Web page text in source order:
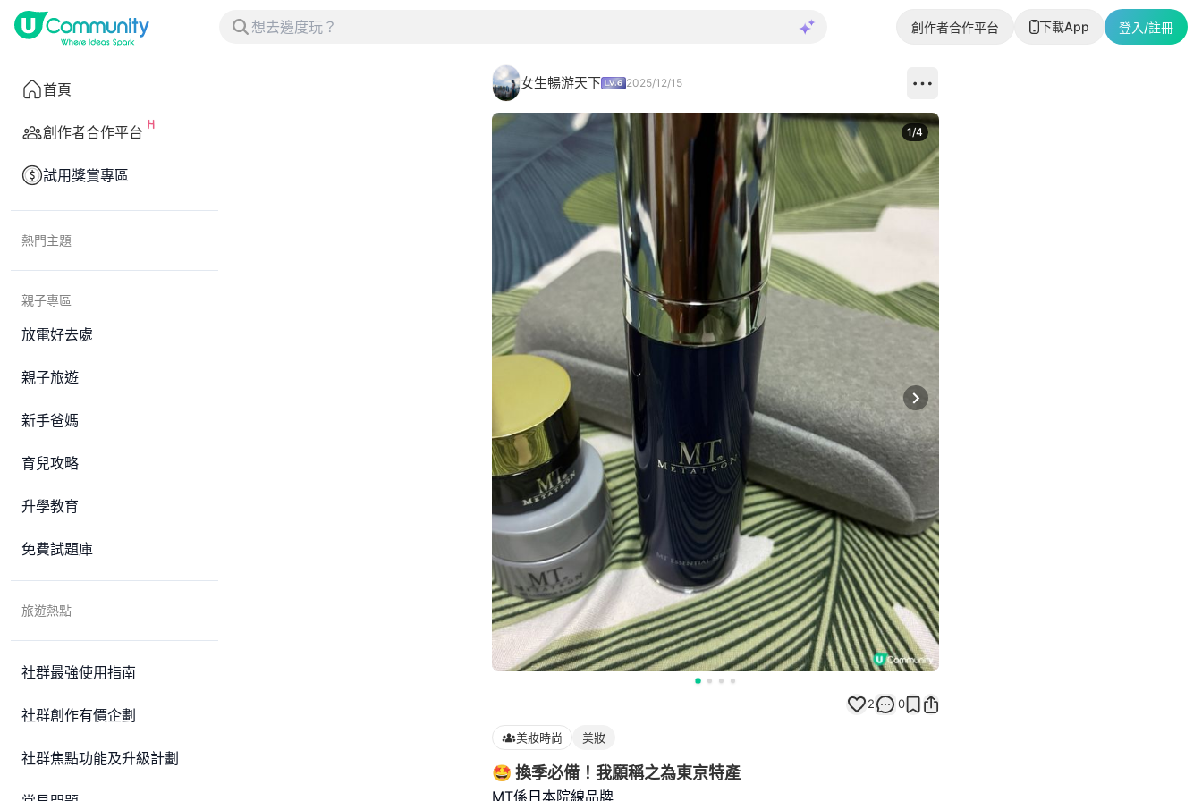
創作者合作平台 下載App 登入/註冊
首頁
創作者合作平台
試用獎賞專區
熱門主題
親子專區
放電好去處
親子旅遊
新手爸媽
育兒攻略
升學教育
免費試題庫
旅遊熱點
社群最強使用指南
社群創作有價企劃
社群焦點功能及升級計劃
女生暢游天下 2025/12/15
Next slide
1/4
2 0
美妝時尚 美妝
🤩 換季必備！我願稱之為東京特產
MT係日本院線品牌